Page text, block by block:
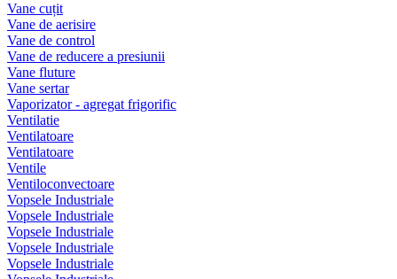
Vane cuțit
Vane de aerisire
Vane de control
Vane de reducere a presiunii
Vane fluture
Vane sertar
Vaporizator - agregat frigorific
Ventilatie
Ventilatoare
Ventilatoare
Ventile
Ventiloconvectoare
Vopsele Industriale
Vopsele Industriale
Vopsele Industriale
Vopsele Industriale
Vopsele Industriale